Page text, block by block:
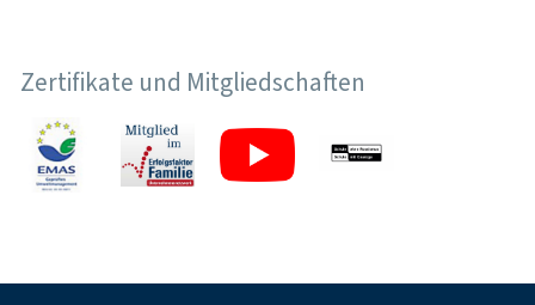
Zertifikate und Mitgliedschaften